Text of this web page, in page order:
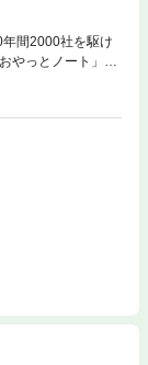
間2000社を駆け
やっとノート」を
まれ変われるため